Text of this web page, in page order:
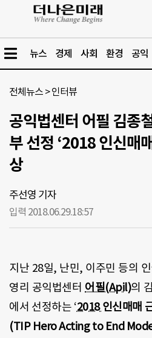
뉴스 경제 사회 환경 공익
전체뉴스 >인터뷰
공익법센터 어필 김종
부 선정 ‘2018 인신매
상
주선영 기자
입력 2018.06.29.18:57
지난 28일, 난민, 이주민 등의
영리 공익법센터 어필(Apil)의
에서 선정하는 ‘2018인신매매
(TIP Hero Acting to End